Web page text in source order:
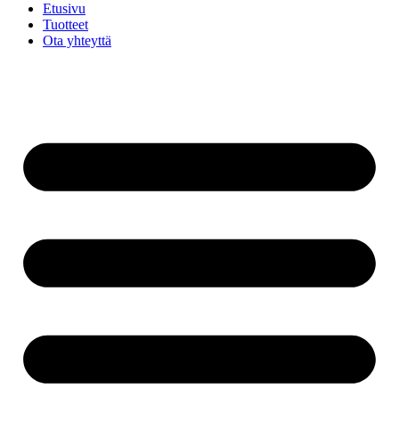
Etusivu
Tuotteet
Ota yhteyttä